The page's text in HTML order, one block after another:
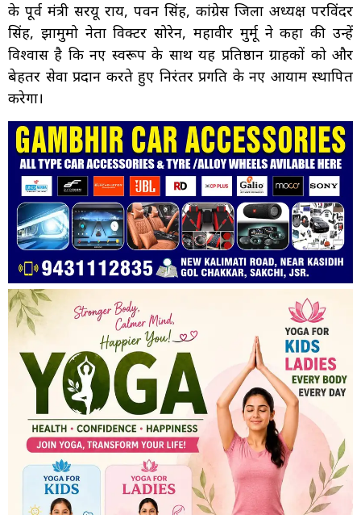
के पूर्व मंत्री सरयू राय, पवन सिंह, कांग्रेस जिला अध्यक्ष परविंदर
सिंह, झामुमो नेता विक्टर सोरेन, महावीर मुर्मू ने कहा की उन्हें
विश्वास है कि नए स्वरूप के साथ यह प्रतिष्ठान ग्राहकों को और
बेहतर सेवा प्रदान करते हुए निरंतर प्रगति के नए आयाम स्थापित
करेगा।